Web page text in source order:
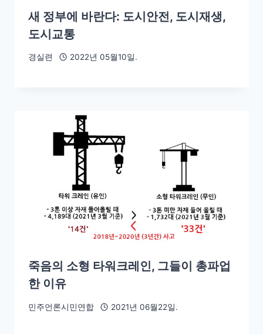
새 정부에 바란다: 도시안전, 도시재생,
도시교통
경실련 2022년 05월10일.
죽음의 소형 타워크레인, 그들이 총파업
한 이유
민주언론시민연합 2021년 06월22일.